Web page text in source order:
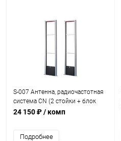
S-007 Антенна, радиочастотная
система CN (2 стойки + блок
питания)
24 150 ₽/ комп
Подробнее